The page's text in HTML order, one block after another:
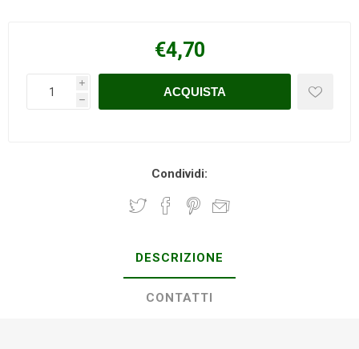
€4,70
i
h
Condividi:
DESCRIZIONE
CONTATTI